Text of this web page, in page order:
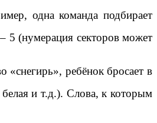
одна команда подбирает
5 (нумерация секторов может
«снегирь», ребёнок бросает в
и т.д.). Слова, к которым